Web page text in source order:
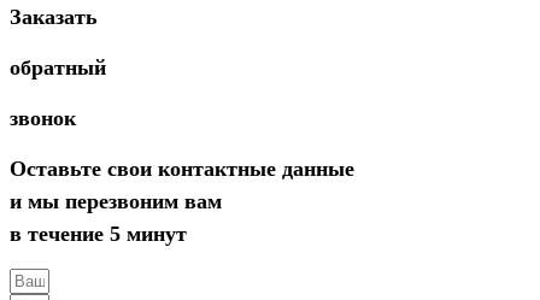
Заказать
обратный
звонок
Оставьте свои контактные данные
и мы перезвоним вам
в течение 5 минут